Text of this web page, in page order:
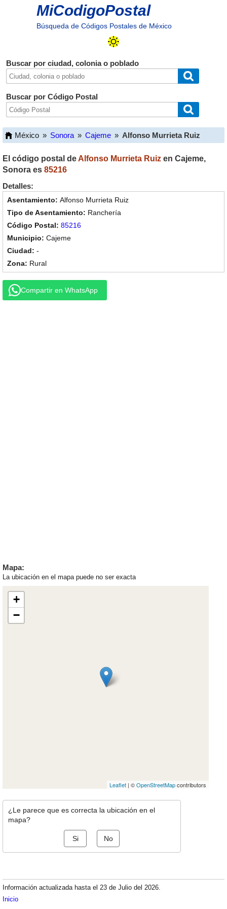
MiCodigoPostal
Búsqueda de Códigos Postales de México
Buscar por ciudad, colonia o poblado
Buscar por Código Postal
México » Sonora » Cajeme » Alfonso Murrieta Ruiz
El código postal deAlfonso Murrieta Ruiz en Cajeme,
Sonora es 85216
Detalles:
Alfonso Murrieta Ruiz
Ranchería
85216
Cajeme
-
Rural
Compartir en WhatsApp
Mapa:
La ubicación en el mapa puede no ser exacta
+
−
Leaflet | ©OpenStreetMapcontributors
¿Le parece que es correcta la ubicación en el
mapa?
Si No
Información actualizada hasta el 23 de Julio del 2026.
Inicio